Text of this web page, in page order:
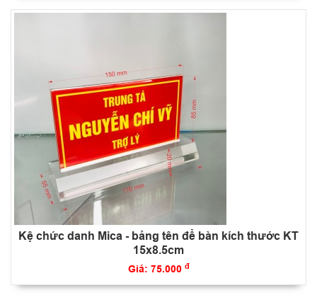
Kệ chức danh Mica - bảng tên để bàn kích thước KT
15x8.5cm
Giá: 75.000 đ